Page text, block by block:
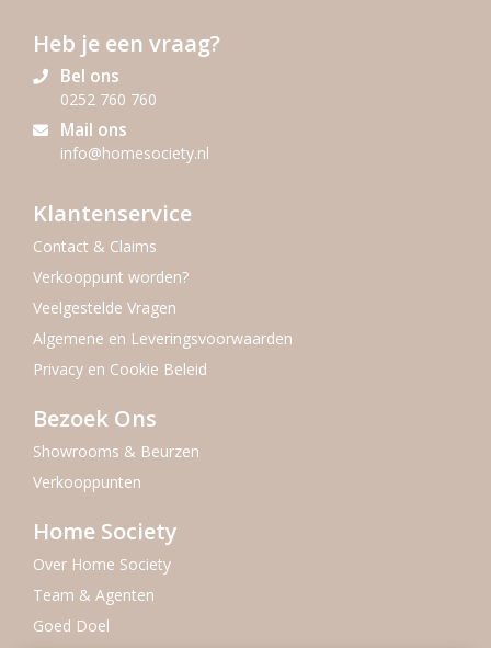
Heb je een vraag?
Bel ons
0252 760 760
Mail ons
info@homesociety.nl
Klantenservice
Contact & Claims
Verkooppunt worden?
Veelgestelde Vragen
Algemene en Leveringsvoorwaarden
Privacy en Cookie Beleid
Bezoek Ons
Showrooms & Beurzen
Verkooppunten
Home Society
Over Home Society
Team & Agenten
Goed Doel